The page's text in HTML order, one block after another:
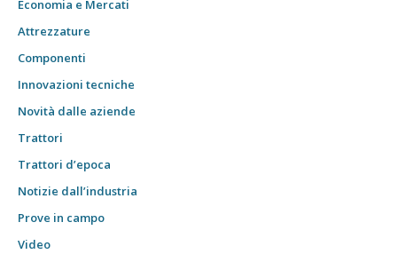
Economia e Mercati
Attrezzature
Componenti
Innovazioni tecniche
Novità dalle aziende
Trattori
Trattori d’epoca
Notizie dall’industria
Prove in campo
Video